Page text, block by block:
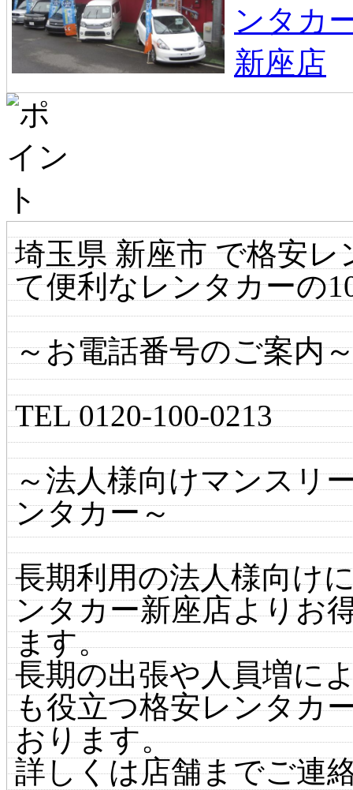
埼玉県 新座市 で格安
て便利なレンタカーの
～お電話番号のご案内
TEL 0120-100-0213
～法人様向けマンスリ
ンタカー～
長期利用の法人様向け
ンタカー新座店よりお
ます。
長期の出張や人員増に
も役立つ格安レンタカ
おります。
詳しくは店舗までご連